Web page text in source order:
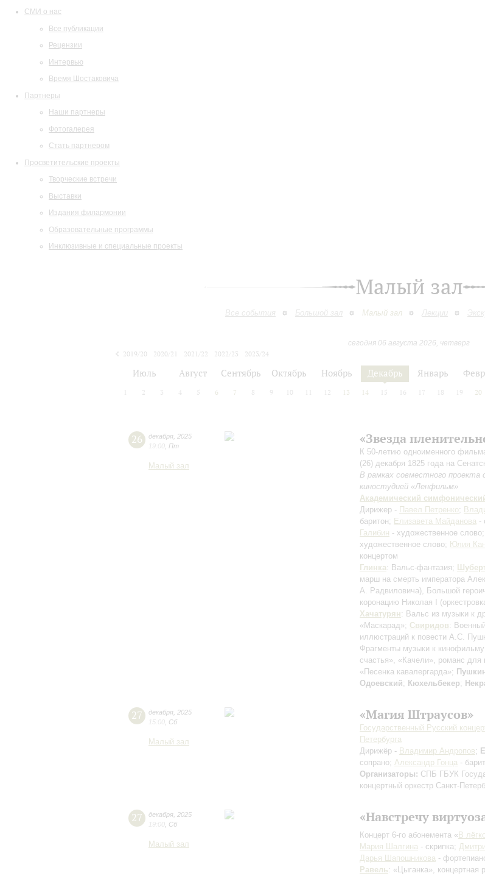
СМИ о нас
Все публикации
Рецензии
Интервью
Время Шостаковича
Партнеры
Наши партнеры
Фотогалерея
Стать партнером
Просветительские проекты
Творческие встречи
Выставки
Издания филармонии
Образовательные программы
Инклюзивные и специальные проекты
Малый зал
Все события Большой зал Малый зал Лекции
сегодня 06 августа 2026, четверг
2019/20
2020/21 2021/22 2022/23
2023/24
Июль Август Сентябрь Октябрь Ноябрь Декабрь Январь
2 3 4 5 6 7 8 9 10 12 13 14 15 16 17 18 19 20
26 декабря 2025
19:00 Пт
Малый зал
«Звезда
К 50-летию одноименного
(26) декабря 1825 года на
В рамках совместного проекта
киностудией «Ленфильм»
Академический
Дирижер - Павел Петренко;
баритон; Елизавета Майданова -
Галибин - художественное слово;
художественное слово; Юлия
концертом
Глинка: Вальс-фантазия;
марш на смерть императора
А. Радвиловича), Большой
коронацию Николая I
Хачатурян: Вальс из музыки к
«Маскарад»; Свиридов:
иллюстраций к повести А.С.
Фрагменты музыки к
счастья», «Качели», романс для
«Песенка кавалергарда»;
Одоевский; Кюхельбекер;
27 декабря 2025
15:00 Сб
Малый зал
«Магия Штраусов»
Государственный Русский
Петербурга
Дирижёр - Владимир Андропов;
сопрано; Александр Гонца -
Организаторы: СПБ ГБУК
концертный оркестр Санкт-
27 декабря 2025
19:00 Сб
Малый зал
«Навстречу
Концерт 6-го абонемента « В
Мария Шалгина - скрипка;
Дарья Шапошникова -
Равель: «Цыганка», концертная